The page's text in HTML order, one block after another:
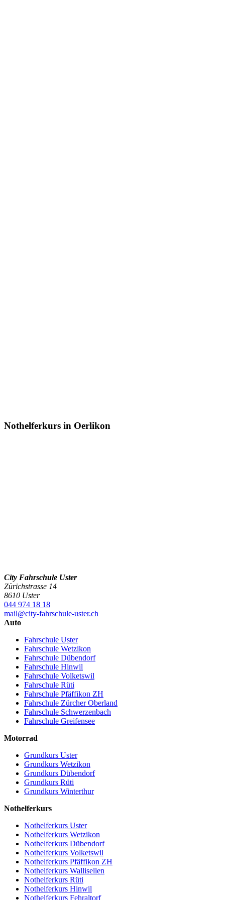
Nothelferkurs in Oerlikon
City Fahrschule Uster
Zürichstrasse 14
8610 Uster
044 974 18 18
mail@city-fahrschule-uster.ch
Auto
Fahrschule Uster
Fahrschule Wetzikon
Fahrschule Dübendorf
Fahrschule Hinwil
Fahrschule Volketswil
Fahrschule Rüti
Fahrschule Pfäffikon ZH
Fahrschule Zürcher Oberland
Fahrschule Schwerzenbach
Fahrschule Greifensee
Motorrad
Grundkurs Uster
Grundkurs Wetzikon
Grundkurs Dübendorf
Grundkurs Rüti
Grundkurs Winterthur
Nothelferkurs
Nothelferkurs Uster
Nothelferkurs Wetzikon
Nothelferkurs Dübendorf
Nothelferkurs Volketswil
Nothelferkurs Pfäffikon ZH
Nothelferkurs Wallisellen
Nothelferkurs Rüti
Nothelferkurs Hinwil
Nothelferkurs Fehraltorf